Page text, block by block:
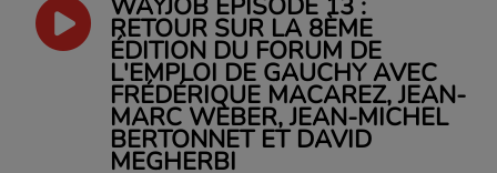
RETOUR SUR LA 8ÈME
ÉDITION DU FORUM DE
L'EMPLOI DE GAUCHY AVEC
FRÉDÉRIQUE MACAREZ, JEAN-
MARC WEBER, JEAN-MICHEL
BERTONNET ET DAVID
MEGHERBI